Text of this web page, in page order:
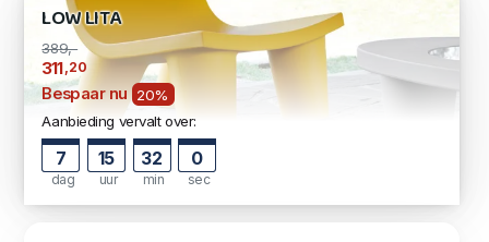
LOW LITA
389,-
311 ,20
Bespaar nu 20%
Aanbieding vervalt over:
7
dag
15
uur
31
min
59
sec